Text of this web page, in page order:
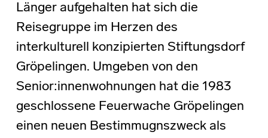
Länger aufgehalten hat sich die
Reisegruppe im Herzen des
interkulturell konzipierten Stiftungsdorf
Gröpelingen. Umgeben von den
Senior:innenwohnungen hat die 1983
geschlossene Feuerwache Gröpelingen
einen neuen Bestimmugnszweck als